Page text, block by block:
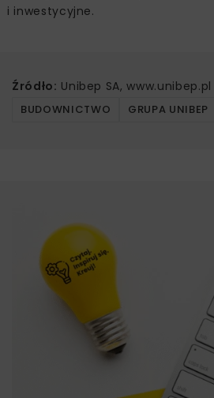
i inwestycyjne.
Źródło: Unibep SA, www.unibep.pl
BUDOWNICTWO GRUPA UNIBEP